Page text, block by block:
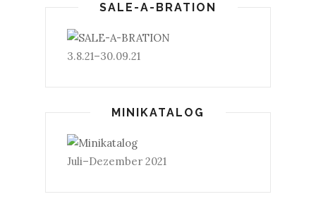
SALE-A-BRATION
3.8.21–30.09.21
MINIKATALOG
Juli–Dezember 2021